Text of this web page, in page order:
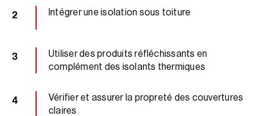
Intégrer une isolation sous toiture
Utiliser des produits réfléchissants en
complément des isolants thermiques
Vérifier et assurer la propreté des couvertures
claires